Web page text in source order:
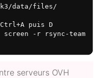
puis D
-r rsync-team
serveurs OVH